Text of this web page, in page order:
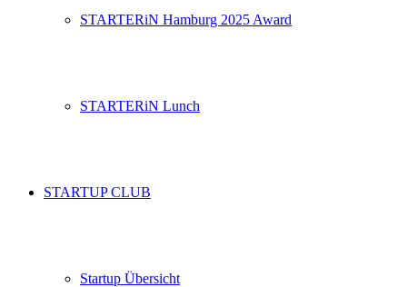
STARTERiN Hamburg 2025 Award
STARTERiN Lunch
STARTUP CLUB
Startup Übersicht